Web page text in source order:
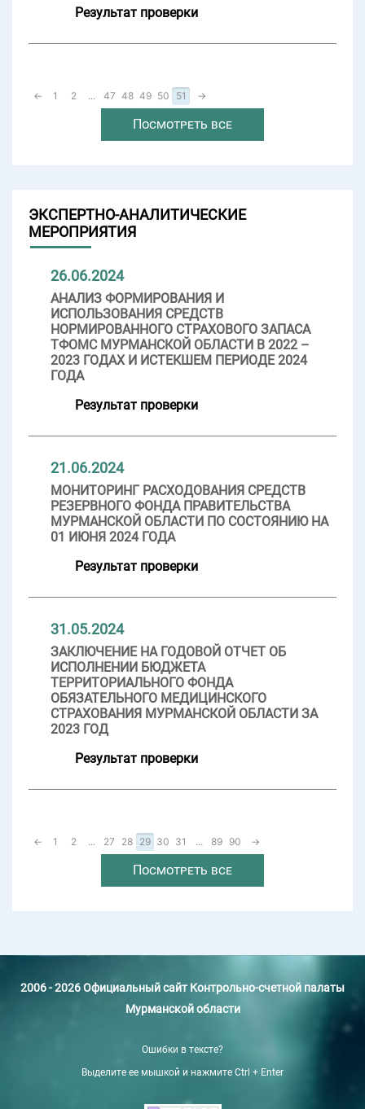
Результат проверки
← 1 2 ... 47 48 49 50 51 →
Посмотреть все
ЭКСПЕРТНО-АНАЛИТИЧЕСКИЕ
МЕРОПРИЯТИЯ
26.06.2024
АНАЛИЗ ФОРМИРОВАНИЯ И
ИСПОЛЬЗОВАНИЯ СРЕДСТВ
НОРМИРОВАННОГО СТРАХОВОГО ЗАПАСА
ТФОМС МУРМАНСКОЙ ОБЛАСТИ В 2022 –
2023 ГОДАХ И ИСТЕКШЕМ ПЕРИОДЕ 2024
ГОДА
Результат проверки
21.06.2024
МОНИТОРИНГ РАСХОДОВАНИЯ СРЕДСТВ
РЕЗЕРВНОГО ФОНДА ПРАВИТЕЛЬСТВА
МУРМАНСКОЙ ОБЛАСТИ ПО СОСТОЯНИЮ НА
01 ИЮНЯ 2024 ГОДА
Результат проверки
31.05.2024
ЗАКЛЮЧЕНИЕ НА ГОДОВОЙ ОТЧЕТ ОБ
ИСПОЛНЕНИИ БЮДЖЕТА
ТЕРРИТОРИАЛЬНОГО ФОНДА
ОБЯЗАТЕЛЬНОГО МЕДИЦИНСКОГО
СТРАХОВАНИЯ МУРМАНСКОЙ ОБЛАСТИ ЗА
2023 ГОД
Результат проверки
← 1 2 ... 27 28 29 30 31 ... 89 90 →
Посмотреть все
2006 - 2026 Официальный сайт Контрольно-счетной палаты
Мурманской области
Ошибки в тексте?
Выделите ее мышкой и нажмите Ctrl + Enter